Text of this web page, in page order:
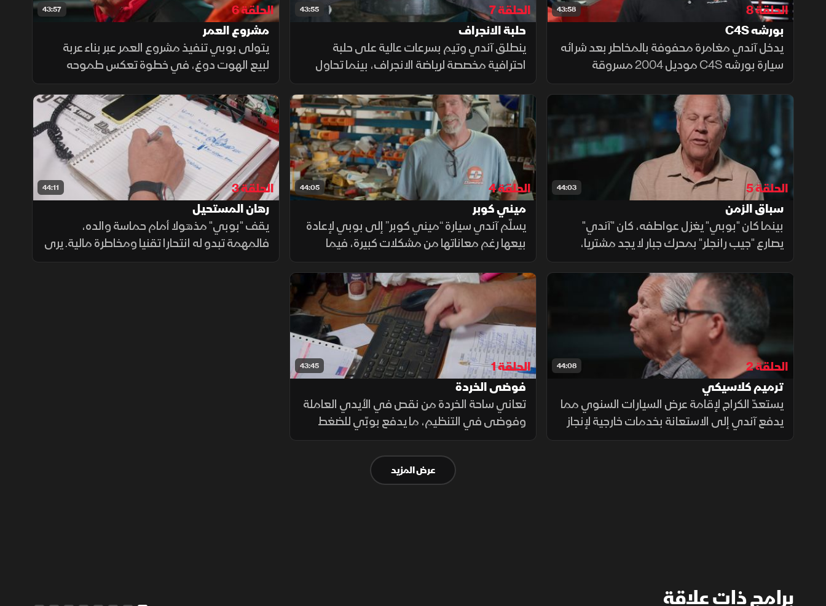
43:58
الحلقة 8
بورشه C4S
يدخل آندي مغامرة محفوفة بالمخاطر بعد شرائه
سيارة بورشه C4S موديل 2004 مسروقة
ومنزوعة القطع من مزاد علني، بينما يحذر بوبي
من التكاليف الباهظة، في وقت يواجه فيه ديف
جنسن تحديًا جديدًا.
43:55
الحلقة 7
حلبة الانجراف
ينطلق آندي وتيم بسرعات عالية على حلبة
احترافية مخصصة لرياضة الانجراف، بينما تحاول
بلير تفادي أزمة زيت في سيارة أودي A8L فاخرة
موديل 2013. ويركب ديف محورا خلفيا جديدا
لسيارة آندي نوفا موديل 1966
43:57
الحلقة 6
مشروع العمر
يتولى بوبي تنفيذ مشروع العمر عبر بناء عربة
لبيع الهوت دوغ، في خطوة تعكس طموحه
للدخول في مشروع خاص، بينما ينشغل آندي
بتعزيز قوة كورفيت موديل 1978 رغم الجدل حول
التعديلات
44:03
الحلقة 5
سباق الزمن
بينما كان "بوبي" يغزل عواطفه، كان "آندي"
يصارع "جيب رانجلر" بمحرك جبار لا يجد مشتريا،
حيث قرر المقامرة بها في رمال "أوشن سيتي"،
ليثبت للعالم أن هذا الوحش خلق للمسارات الوعرة
والتحديات المستحيلة.
44:05
الحلقة 4
ميني كوبر
يسلّم آندي سيارة “ميني كوبر” إلى بوبي لإعادة
بيعها رغم معاناتها من مشكلات كبيرة، فيما
ينشغل بمشاريع جديدة قد لا تحظى بموافقته،
أبرزها بناء دراجة شاطئية كلاسيكية
44:11
الحلقة 3
رهان المستحيل
يقف "بوبي" مذهولا أمام حماسة والده،
فالمهمة تبدو له انتحارا تقنيا ومخاطرة مالية. يرى
ابنا يخشى الخسارة في مواجهة أب يعشق
44:08
الحلقة 2
ترميم كلاسيكي
يستعدّ الكراج لإقامة عرض السيارات السنوي مما
يدفع آندي إلى الاستعانة بخدمات خارجية لإنجاز
بعض المشاريع. فهو يريد إعادة تأهيل سيارته
43:45
الحلقة 1
فوضى الخردة
تعاني ساحة الخردة من نقص في الأيدي العاملة
وفوضى في التنظيم، ما يدفع بوبّي للضغط
على آندي لتولي الإدارة بنفسه، إلا أن الأخير
ينشغل بخطط مختلفة تتركز على إعادة تأهيل
سيارة يوكون الخاصةعرض المزيد
برامج ذات علاقة